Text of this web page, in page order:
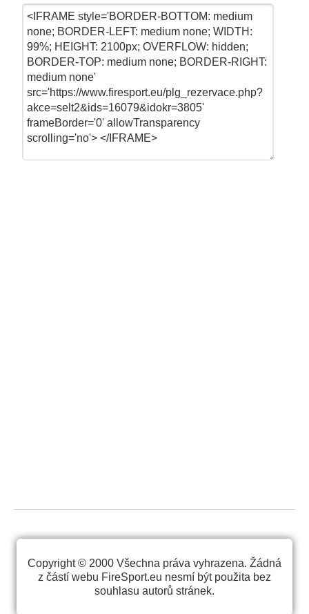
Copyright © 2000 Všechna práva vyhrazena. Žádná
z částí webu FireSport.eu nesmí být použita bez
souhlasu autorů stránek.